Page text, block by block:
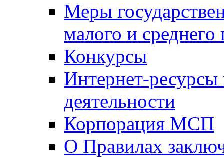
Меры
малого и среднего
Конкурсы
Интернет-
деятельности
Корпорация МСП
О Правилах